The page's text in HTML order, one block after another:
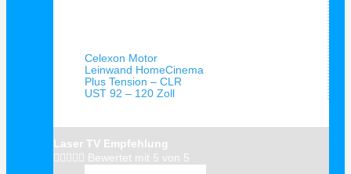
Celexon Motor
Leinwand HomeCinema
Plus Tension – CLR
UST 92 – 120 Zoll
Laser TV Empfehlung
     Bewertet mit 5 von 5